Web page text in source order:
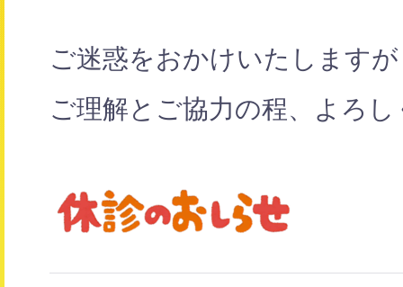
ご迷惑をおかけいたしますが
ご理解とご協力の程、よろ